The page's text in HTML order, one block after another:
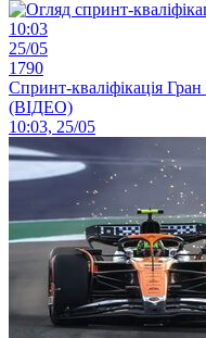
10:03
25/05
1790
Спринт-кваліфікація
(ВІДЕО)
10:03, 25/05